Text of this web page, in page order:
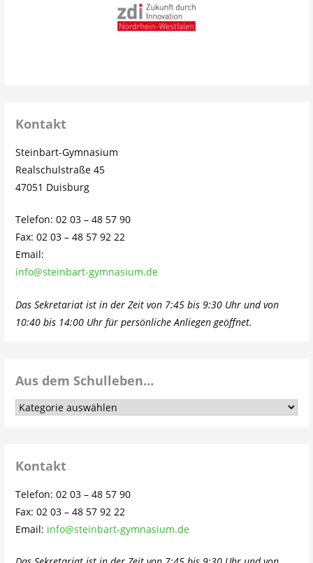
Kontakt
Steinbart-Gymnasium
Realschulstraße 45
47051 Duisburg
Telefon: 02 03 – 48 57 90
Fax: 02 03 – 48 57 92 22
Email:
info@steinbart-gymnasium.de
Das Sekretariat ist in der Zeit von 7:45 bis 9:30 Uhr und von
10:40 bis 14:00 Uhr für persönliche Anliegen geöffnet.
Aus dem Schulleben…
Aus
Kontakt
Telefon: 02 03 – 48 57 90
Fax: 02 03 – 48 57 92 22
Email: info@steinbart-gymnasium.de